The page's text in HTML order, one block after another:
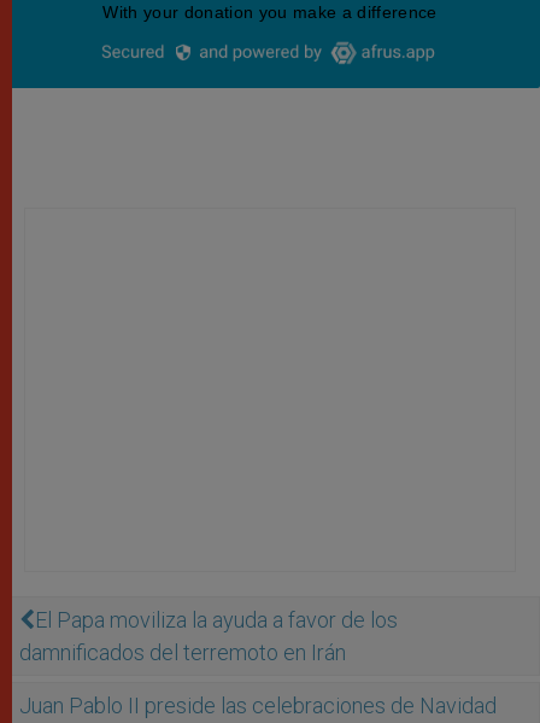
El Papa moviliza la ayuda a favor de los
damnificados del terremoto en Irán
Juan Pablo II preside las celebraciones de Navidad